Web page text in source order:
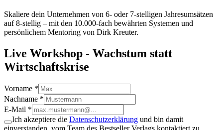
Skaliere dein Unternehmen von 6- oder 7-stelligen Jahresumsätzen
auf 8-stellig – mit den 10.000-fach bewährten Systemen und
persönlichem Mentoring von Dirk Kreuter.
Live Workshop - Wachstum statt
Wirtschaftskrise
Vorname *
Nachname *
E-Mail *
Ich akzeptiere die Datenschutzerklärung und bin damit
einverstanden, vom Team des Bestseller Verlags kontaktiert zu